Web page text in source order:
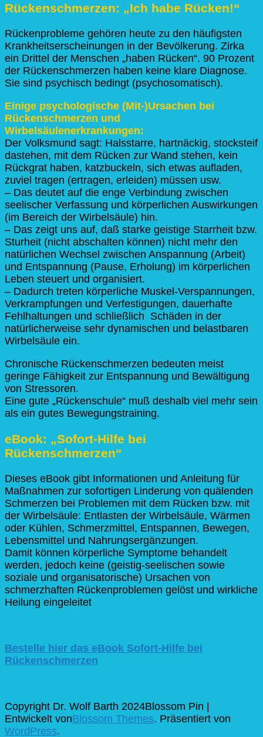
Rückenschmerzen: „Ich habe Rücken!“
Rückenprobleme gehören heute zu den häufigsten
Krankheitserscheinungen in der Bevölkerung. Zirka
ein Drittel der Menschen „haben Rücken“. 90 Prozent
der Rückenschmerzen haben keine klare Diagnose.
Sie sind psychisch bedingt (psychosomatisch).
Einige psychologische (Mit-)Ursachen bei
Rückenschmerzen und
Wirbelsäulenerkrankungen:
Der Volksmund sagt: Halsstarre, hartnäckig, stocksteif
dastehen, mit dem Rücken zur Wand stehen, kein
Rückgrat haben, katzbuckeln, sich etwas aufladen,
zuviel tragen (ertragen, erleiden) müssen usw.
– Das deutet auf die enge Verbindung zwischen
seelischer Verfassung und körperlichen Auswirkungen
(im Bereich der Wirbelsäule) hin.
– Das zeigt uns auf, daß starke geistige Starrheit bzw.
Sturheit (nicht abschalten können) nicht mehr den
natürlichen Wechsel zwischen Anspannung (Arbeit)
und Entspannung (Pause, Erholung) im körperlichen
Leben steuert und organisiert.
– Dadurch treten körperliche Muskel-Verspannungen,
Verkrampfungen und Verfestigungen, dauerhafte
Fehlhaltungen und schließlich Schäden in der
natürlicherweise sehr dynamischen und belastbaren
Wirbelsäule ein.
Chronische Rückenschmerzen bedeuten meist
geringe Fähigkeit zur Entspannung und Bewältigung
von Stressoren.
Eine gute „Rückenschule“ muß deshalb viel mehr sein
als ein gutes Bewegungstraining.
eBook: „Sofort-Hilfe bei
Rückenschmerzen“
Dieses eBook gibt Informationen und Anleitung für
Maßnahmen zur sofortigen Linderung von quälenden
Schmerzen bei Problemen mit dem Rücken bzw. mit
der Wirbelsäule: Entlasten der Wirbelsäule, Wärmen
oder Kühlen, Schmerzmittel, Entspannen, Bewegen,
Lebensmittel und Nahrungsergänzungen.
Damit können körperliche Symptome behandelt
werden, jedoch keine (geistig-seelischen sowie
soziale und organisatorische) Ursachen von
schmerzhaften Rückenproblemen gelöst und wirkliche
Heilung eingeleitet
Bestelle hier das eBook Sofort-Hilfe bei
Rückenschmerzen
Copyright Dr. Wolf Barth 2024Blossom Pin |
Entwickelt vonBlossom Themes. Präsentiert von
WordPress.